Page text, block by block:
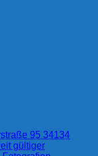
95 34134
gültiger